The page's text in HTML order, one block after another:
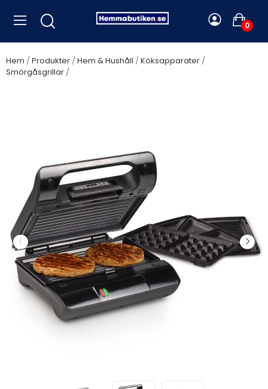
0
Hem Produkter Hem & Hushåll
Köksapparater
Smörgåsgrillar